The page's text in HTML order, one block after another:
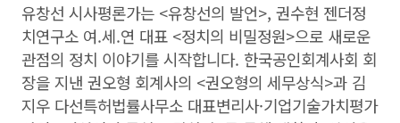
유창선 시사평론가는 <유창선의 발언>, 권수현 젠더정
치연구소 여.세.연 대표 <정치의 비밀정원>으로 새로운
관점의 정치 이야기를 시작합니다. 한국공인회계사회 회
장을 지낸 권오형 회계사의 <권오형의 세무상식>과 김
지우 다선특허법률사무소 대표변리사·기업기술가치평가